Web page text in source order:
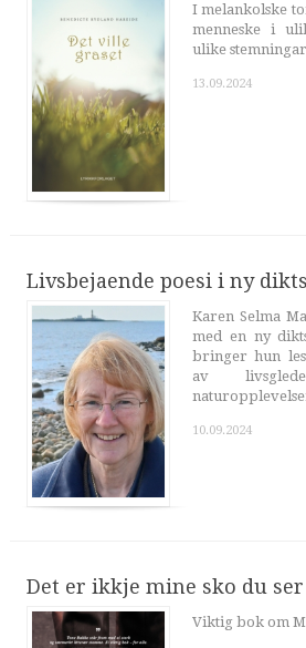
I melankolske
menneske i
ulike
13.09.2024
Livsbejaende poesi i ny
Karen Selma
med en ny
bringer hun
av
10.09.2024
Det er ikkje mine sko du ser
Viktig bok om